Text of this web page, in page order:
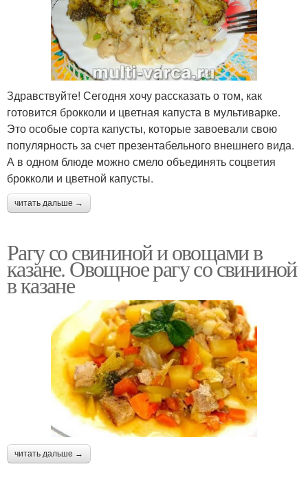
Здравствуйте! Сегодня хочу рассказать о том, как
готовится брокколи и цветная капуста в мультиварке.
Это особые сорта капусты, которые завоевали свою
популярность за счет презентабельного внешнего вида.
А в одном блюде можно смело объединять соцветия
брокколи и цветной капусты.
читать дальше →
Рагу со свининой и овощами в
казане. Овощное рагу со свининой
в казане
читать дальше →